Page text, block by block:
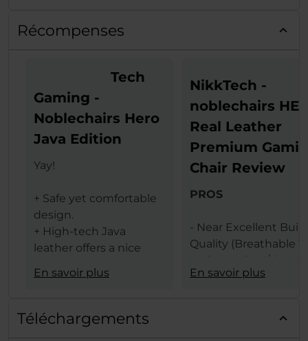
Récompenses
Tech
Gaming -
Noblechairs Hero
Java Edition
Yay!
+ Safe yet comfortable
design.
+ High-tech Java
leather offers a nice
+ The same leather
transfer (conduction)
between the user and
En savoir plus
NikkTech -
noblechairs
Real Leather
Premium
Chair Review
PROS
- Near Excellent
Quality (Breathable
Grain Leather / Steel
Frame)
En savoir plus
Téléchargements